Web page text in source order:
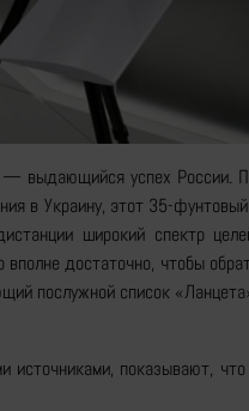
выдающийся успех России.
в Украину, этот 35-
широкий спектр
достаточно, чтобы
послужной список
источниками, показывают,